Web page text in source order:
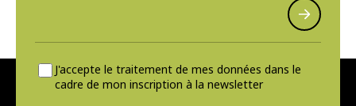
J'accepte le traitement de mes données dans le
cadre de mon inscription à la newsletter